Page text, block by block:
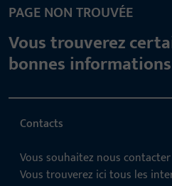
PAGE NON TROUVÉE
Vous trouverez
bonnes
Contacts
Vous souhaitez nous
Vous trouverez ici tous les